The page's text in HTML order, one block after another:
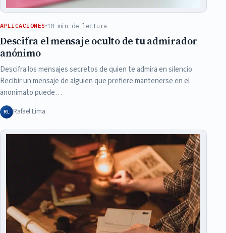
APLICACIONES 10 min de lectura
Descifra el mensaje oculto de tu admirador
anónimo
Descifra los mensajes secretos de quien te admira en silencio
Recibir un mensaje de alguien que prefiere mantenerse en el
anonimato puede…
RL Rafael Lima